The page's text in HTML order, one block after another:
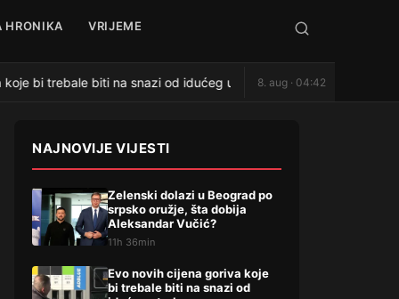
HRONIKA VRIJEME
bi trebale biti na snazi od idućeg utorka ● Možemo:
8. aug · 04:42
NAJNOVIJE VIJESTI
Zelenski dolazi u Beograd po
srpsko oružje, šta dobija
Aleksandar Vučić?
11h 36min
Evo novih cijena goriva koje
bi trebale biti na snazi od